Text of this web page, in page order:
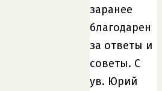
заранее
благодарен
за ответы и
советы. С
ув. Юрий